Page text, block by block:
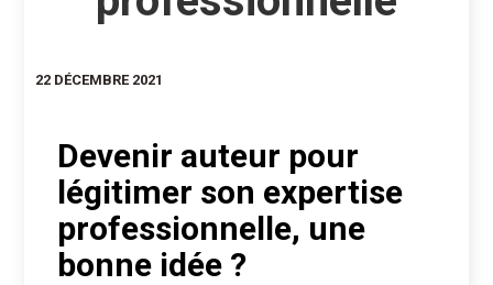
22 DÉCEMBRE 2021
Devenir auteur pour
légitimer son expertise
professionnelle, une
bonne idée ?